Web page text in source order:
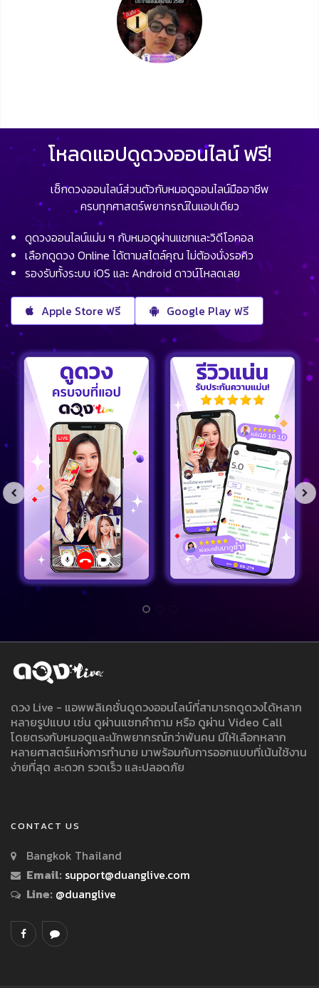
โหลดแอปดูดวงออนไลน์ ฟรี!
เช็กดวงออนไลน์ส่วนตัวกับหมอดูออนไลน์มืออาชีพ
ครบทุกศาสตร์พยากรณ์ในแอปเดียว
ดูดวงออนไลน์แม่น ๆ กับหมอดูผ่านแชทและวิดีโอคอล
เลือกดูดวง Online ได้ตามสไตล์คุณ ไม่ต้องนั่งรอคิว
รองรับทั้งระบบ iOS และ Android ดาวน์โหลดเลย
Apple Store ฟรี Google Play ฟรี
ดวง Live - แอพพลิเคชั่นดูดวงออนไลน์ที่สามารถดูดวงได้หลาก
หลายรูปแบบ เช่น ดูผ่านแชทคำถาม หรือ ดูผ่าน Video Call
โดยตรงกับหมอดูและนักพยากรณ์กว่าพันคน มีให้เลือกหลาก
หลายศาสตร์แห่งการทำนาย มาพร้อมกับการออกแบบที่เน้นใช้งาน
ง่ายที่สุด สะดวก รวดเร็ว และปลอดภัย
CONTACT US
Bangkok Thailand
Email: support@duanglive.com
Line: @duanglive